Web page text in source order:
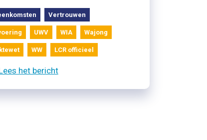
Vertrouwen
UWV WIA Wajong
WW LCR officieel
het bericht